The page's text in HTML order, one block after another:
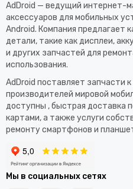
AdDroid — ведущий интернет-
аксессуаров для мобильных
Android. Компания предлагает
детали, такие как дисплеи,
и других запчастей для
использования.​
AdDroid поставляет запчасти
производителей мировой
доступны , быстрая доставка
картами, а также услуги
ремонту смартфонов и
Мы в социальных сетях